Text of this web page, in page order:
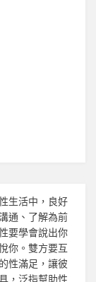
生活中，良好
通、了解為前
要學會說出你
你。雙方要互
性滿足，讓彼